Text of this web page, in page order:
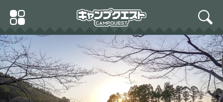
Primary
Menu
search